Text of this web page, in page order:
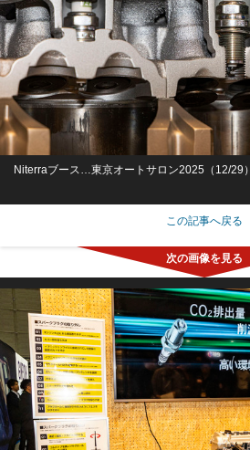
Niterraブース…東京オートサロン2025（12/29）
この記事へ戻る